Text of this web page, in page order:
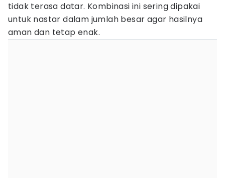
tidak terasa datar. Kombinasi ini sering dipakai
untuk nastar dalam jumlah besar agar hasilnya
aman dan tetap enak.